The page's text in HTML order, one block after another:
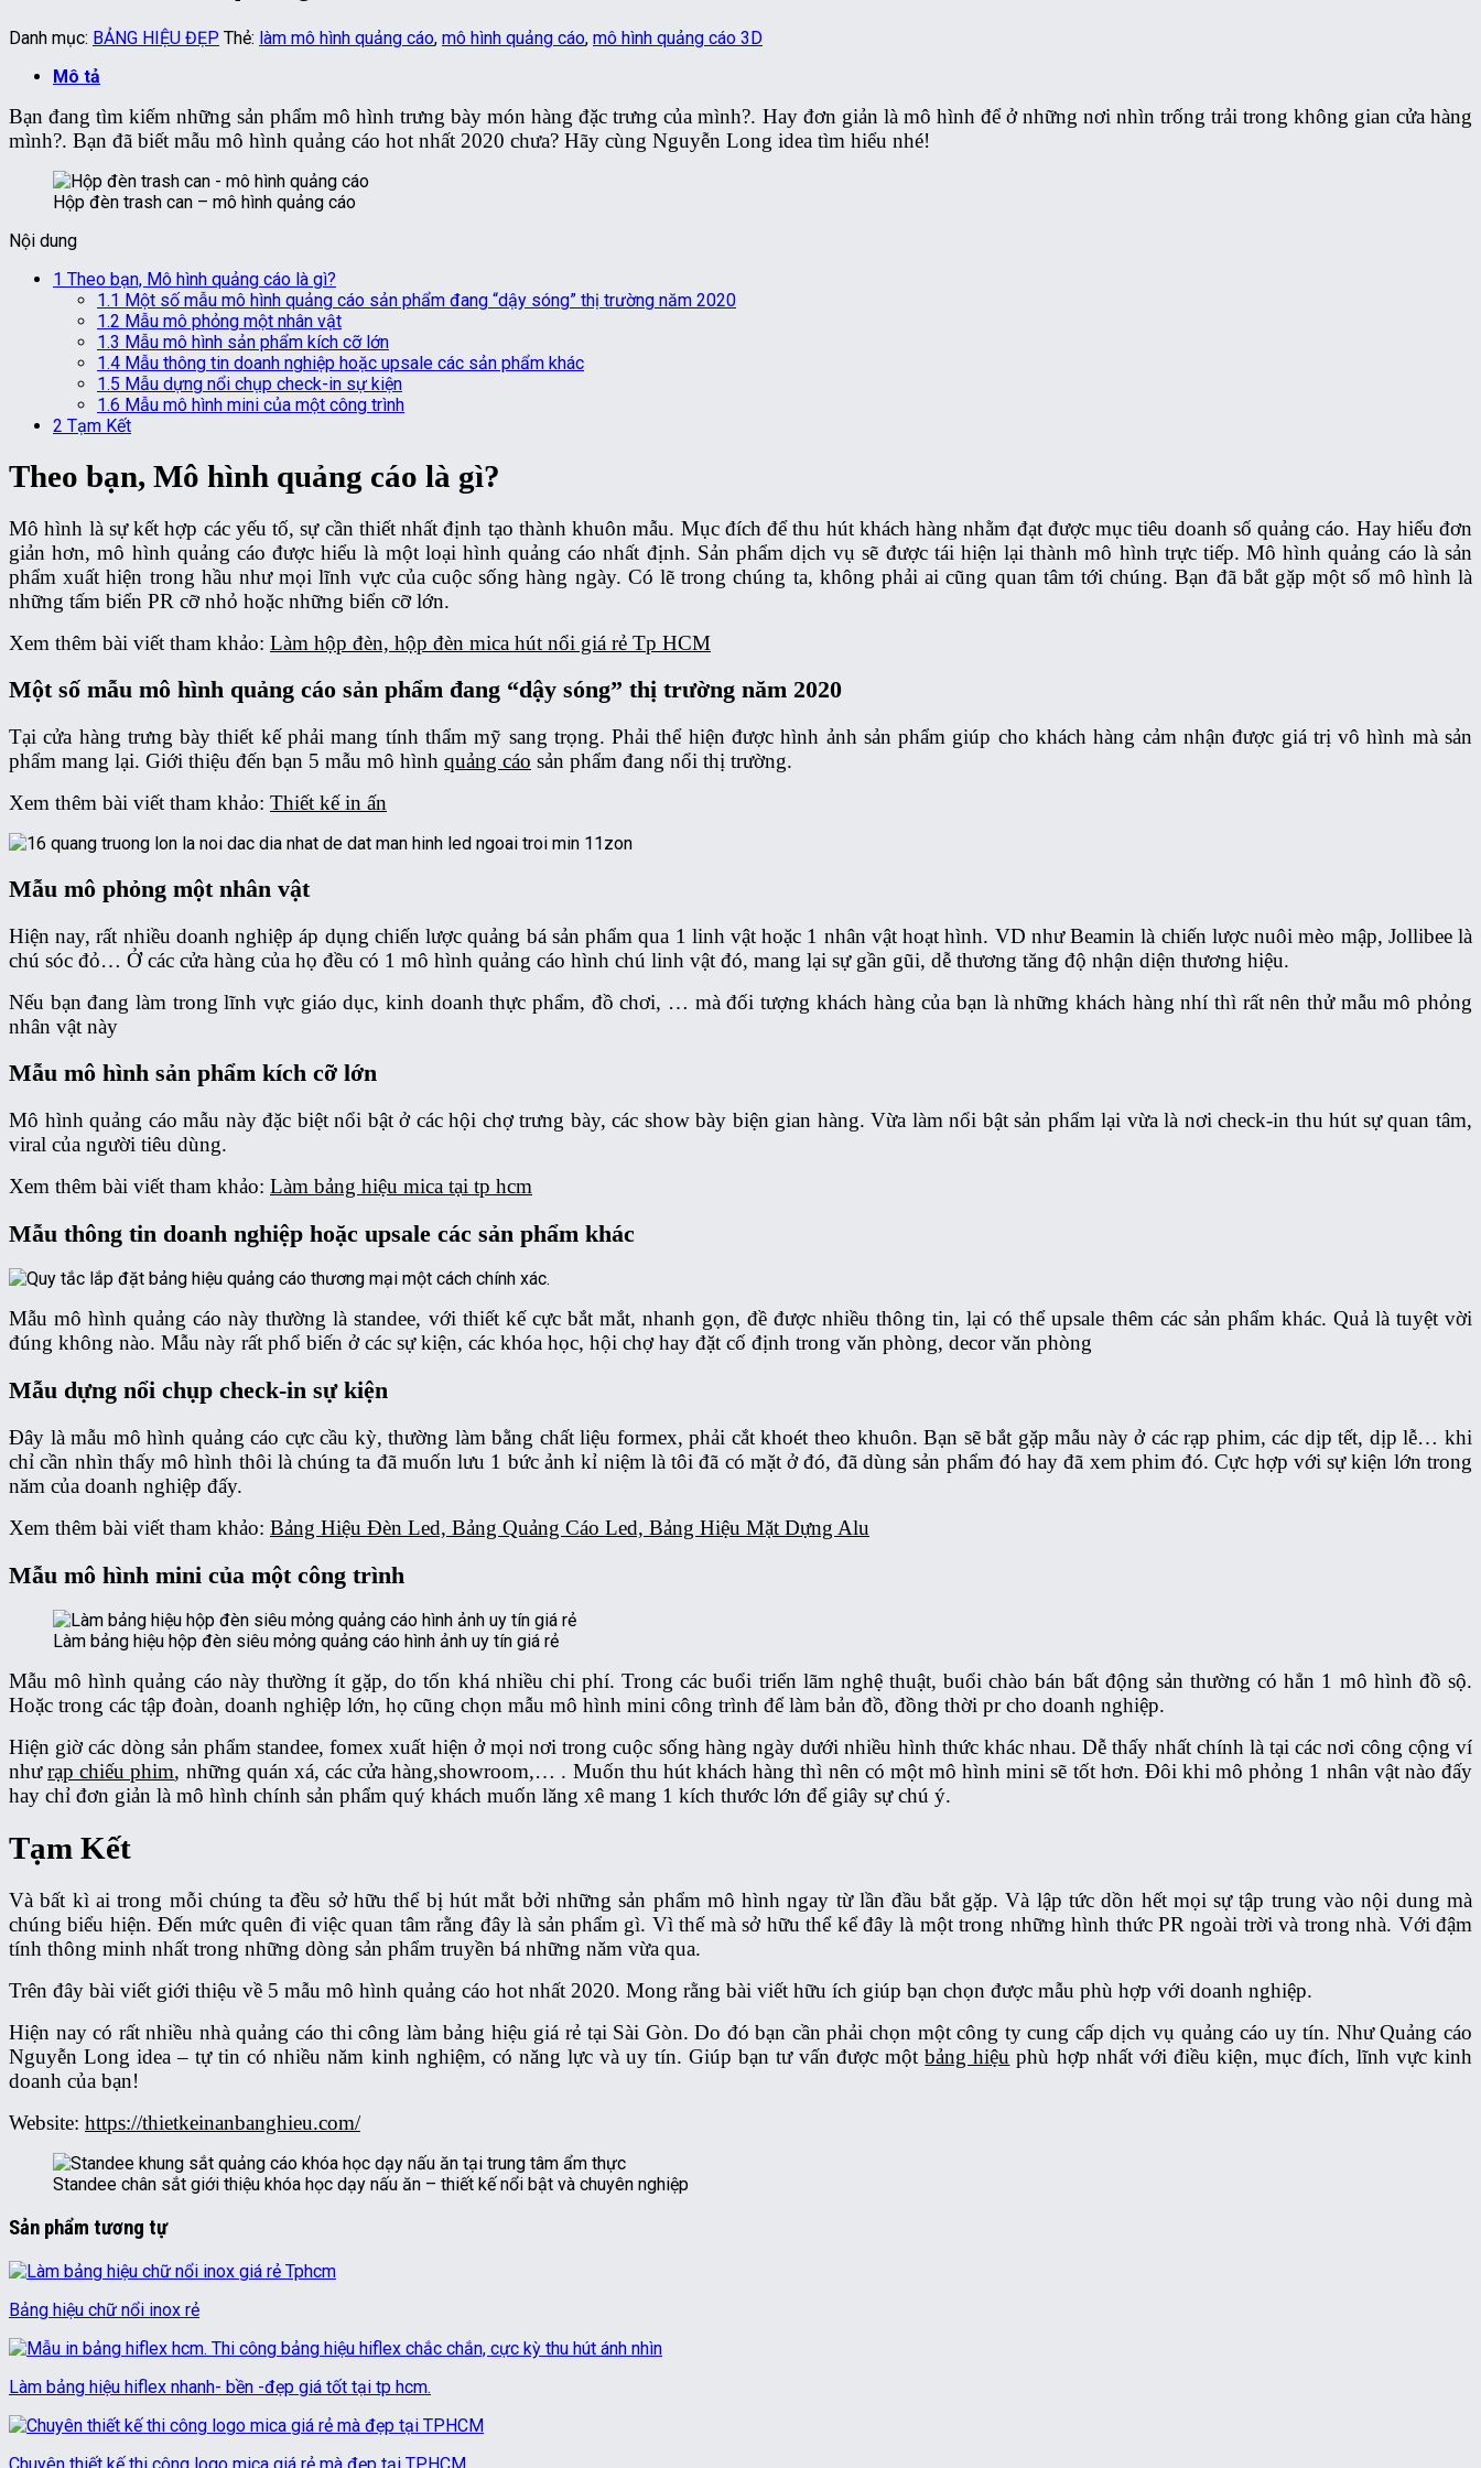
Danh mục: BẢNG HIỆU ĐẸP Thẻ: làm mô hình quảng cáo, mô hình quảng cáo, mô hình quảng cáo 3D
Mô tả
Bạn đang tìm kiếm những sản phẩm mô hình trưng bày món hàng đặc trưng của mình?. Hay đơn giản là mô hình để ở những nơi nhìn trống trải trong không gian cửa hàng
mình?. Bạn đã biết mẫu mô hình quảng cáo hot nhất 2020 chưa? Hãy cùng Nguyễn Long idea tìm hiểu nhé!
Hộp đèn trash can – mô hình quảng cáo
Nội dung
1 Theo bạn, Mô hình quảng cáo là gì?
1.1 Một số mẫu mô hình quảng cáo sản phẩm đang “dậy sóng” thị trường năm 2020
1.2 Mẫu mô phỏng một nhân vật
1.3 Mẫu mô hình sản phẩm kích cỡ lớn
1.4 Mẫu thông tin doanh nghiệp hoặc upsale các sản phẩm khác
1.5 Mẫu dựng nổi chụp check-in sự kiện
1.6 Mẫu mô hình mini của một công trình
2 Tạm Kết
Theo bạn, Mô hình quảng cáo là gì?
Mô hình là sự kết hợp các yếu tố, sự cần thiết nhất định tạo thành khuôn mẫu. Mục đích để thu hút khách hàng nhằm đạt được mục tiêu doanh số quảng cáo. Hay hiểu đơn
giản hơn, mô hình quảng cáo được hiểu là một loại hình quảng cáo nhất định. Sản phẩm dịch vụ sẽ được tái hiện lại thành mô hình trực tiếp. Mô hình quảng cáo là sản
phẩm xuất hiện trong hầu như mọi lĩnh vực của cuộc sống hàng ngày. Có lẽ trong chúng ta, không phải ai cũng quan tâm tới chúng. Bạn đã bắt gặp một số mô hình là
những tấm biển PR cỡ nhỏ hoặc những biển cỡ lớn.
Xem thêm bài viết tham khảo: Làm hộp đèn, hộp đèn mica hút nổi giá rẻ Tp HCM
Một số mẫu mô hình quảng cáo sản phẩm đang “dậy sóng” thị trường năm 2020
Tại cửa hàng trưng bày thiết kế phải mang tính thẩm mỹ sang trọng. Phải thể hiện được hình ảnh sản phẩm giúp cho khách hàng cảm nhận được giá trị vô hình mà sản
phẩm mang lại. Giới thiệu đến bạn 5 mẫu mô hình quảng cáo sản phẩm đang nổi thị trường.
Xem thêm bài viết tham khảo: Thiết kế in ấn
Mẫu mô phỏng một nhân vật
Hiện nay, rất nhiều doanh nghiệp áp dụng chiến lược quảng bá sản phẩm qua 1 linh vật hoặc 1 nhân vật hoạt hình. VD như Beamin là chiến lược nuôi mèo mập, Jollibee là
chú sóc đỏ… Ở các cửa hàng của họ đều có 1 mô hình quảng cáo hình chú linh vật đó, mang lại sự gần gũi, dễ thương tăng độ nhận diện thương hiệu.
Nếu bạn đang làm trong lĩnh vực giáo dục, kinh doanh thực phẩm, đồ chơi, … mà đối tượng khách hàng của bạn là những khách hàng nhí thì rất nên thử mẫu mô phỏng
nhân vật này
Mẫu mô hình sản phẩm kích cỡ lớn
Mô hình quảng cáo mẫu này đặc biệt nổi bật ở các hội chợ trưng bày, các show bày biện gian hàng. Vừa làm nổi bật sản phẩm lại vừa là nơi check-in thu hút sự quan tâm,
viral của người tiêu dùng.
Xem thêm bài viết tham khảo: Làm bảng hiệu mica tại tp hcm
Mẫu thông tin doanh nghiệp hoặc upsale các sản phẩm khác
Mẫu mô hình quảng cáo này thường là standee, với thiết kế cực bắt mắt, nhanh gọn, đề được nhiều thông tin, lại có thể upsale thêm các sản phẩm khác. Quả là tuyệt vời
đúng không nào. Mẫu này rất phổ biến ở các sự kiện, các khóa học, hội chợ hay đặt cố định trong văn phòng, decor văn phòng
Mẫu dựng nổi chụp check-in sự kiện
Đây là mẫu mô hình quảng cáo cực cầu kỳ, thường làm bằng chất liệu formex, phải cắt khoét theo khuôn. Bạn sẽ bắt gặp mẫu này ở các rạp phim, các dịp tết, dịp lễ… khi
chỉ cần nhìn thấy mô hình thôi là chúng ta đã muốn lưu 1 bức ảnh kỉ niệm là tôi đã có mặt ở đó, đã dùng sản phẩm đó hay đã xem phim đó. Cực hợp với sự kiện lớn trong
năm của doanh nghiệp đấy.
Xem thêm bài viết tham khảo: Bảng Hiệu Đèn Led, Bảng Quảng Cáo Led, Bảng Hiệu Mặt Dựng Alu
Mẫu mô hình mini của một công trình
Làm bảng hiệu hộp đèn siêu mỏng quảng cáo hình ảnh uy tín giá rẻ
Mẫu mô hình quảng cáo này thường ít gặp, do tốn khá nhiều chi phí. Trong các buổi triển lãm nghệ thuật, buổi chào bán bất động sản thường có hẳn 1 mô hình đồ sộ.
Hoặc trong các tập đoàn, doanh nghiệp lớn, họ cũng chọn mẫu mô hình mini công trình để làm bản đồ, đồng thời pr cho doanh nghiệp.
Hiện giờ các dòng sản phẩm standee, fomex xuất hiện ở mọi nơi trong cuộc sống hàng ngày dưới nhiều hình thức khác nhau. Dễ thấy nhất chính là tại các nơi công cộng ví
nhưrạp chiếu phim, những quán xá, các cửa hàng,showroom,… . Muốn thu hút khách hàng thì nên có một mô hình mini sẽ tốt hơn. Đôi khi mô phỏng 1 nhân vật nào đấy
hay chỉ đơn giản là mô hình chính sản phẩm quý khách muốn lăng xê mang 1 kích thước lớn để giây sự chú ý.
Tạm Kết
Và bất kì ai trong mỗi chúng ta đều sở hữu thể bị hút mắt bởi những sản phẩm mô hình ngay từ lần đầu bắt gặp. Và lập tức dồn hết mọi sự tập trung vào nội dung mà
chúng biểu hiện. Đến mức quên đi việc quan tâm rằng đây là sản phẩm gì. Vì thế mà sở hữu thể kể đây là một trong những hình thức PR ngoài trời và trong nhà. Với đậm
tính thông minh nhất trong những dòng sản phẩm truyền bá những năm vừa qua.
Trên đây bài viết giới thiệu về 5 mẫu mô hình quảng cáo hot nhất 2020. Mong rằng bài viết hữu ích giúp bạn chọn được mẫu phù hợp với doanh nghiệp.
Hiện nay có rất nhiều nhà quảng cáo thi công làm bảng hiệu giá rẻ tại Sài Gòn. Do đó bạn cần phải chọn một công ty cung cấp dịch vụ quảng cáo uy tín. Như Quảng cáo
Nguyễn Long idea – tự tin có nhiều năm kinh nghiệm, có năng lực và uy tín. Giúp bạn tư vấn được mộtbảng hiệu phù hợp nhất với điều kiện, mục đích, lĩnh vực kinh
doanh của bạn!
Website: https://thietkeinanbanghieu.com/
Standee chân sắt giới thiệu khóa học dạy nấu ăn – thiết kế nổi bật và chuyên nghiệp
Sản phẩm tương tự
Bảng hiệu chữ nổi inox rẻ
Làm bảng hiệu hiflex nhanh- bền -đẹp giá tốt tại tp hcm.
Chuyên thiết kế thi công logo mica giá rẻ mà đẹp tại TPHCM